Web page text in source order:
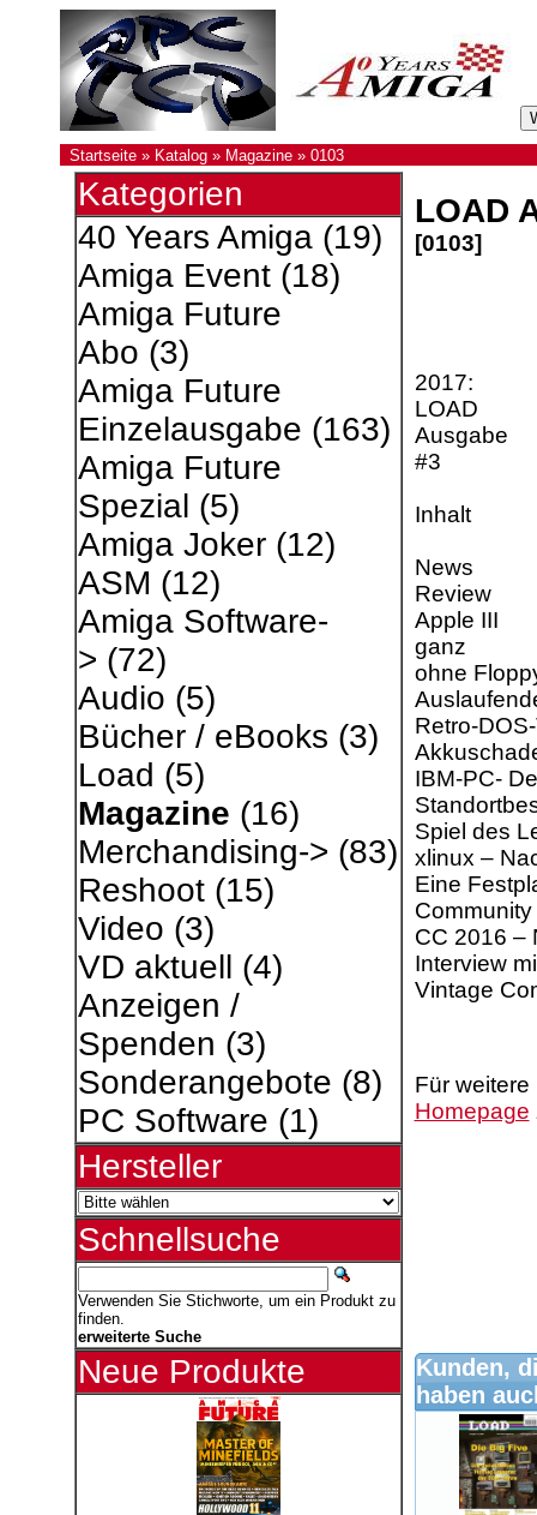
Startseite » Katalog » Magazine » 0103
Kategorien
40 Years Amiga(19)
Amiga Event(18)
Amiga Future
Abo (3)
Amiga Future
Einzelausgabe (163)
Amiga Future
Spezial (5)
Amiga Joker(12)
ASM (12)
Amiga Software-
> (72)
Audio (5)
Bücher / eBooks (3)
Load (5)
Magazine (16)
Merchandising-> (83)
Reshoot(15)
Video (3)
VD aktuell (4)
Anzeigen /
Spenden (3)
Sonderangebote (8)
PC Software (1)
Hersteller
Schnellsuche
Verwenden Sie Stichworte, um ein Produkt zu
finden.
erweiterte Suche
Neue Produkte
LOAD
[0103]
2017:
LOAD
Ausgabe
#3
Inhalt
News
Review
Apple III
ganz
ohne
Retro-
IBM-PC-
Spiel des
xlinux –
Eine
CC 2016 –
Interview
Vintage
Für
Homepage
Kunden,
haben